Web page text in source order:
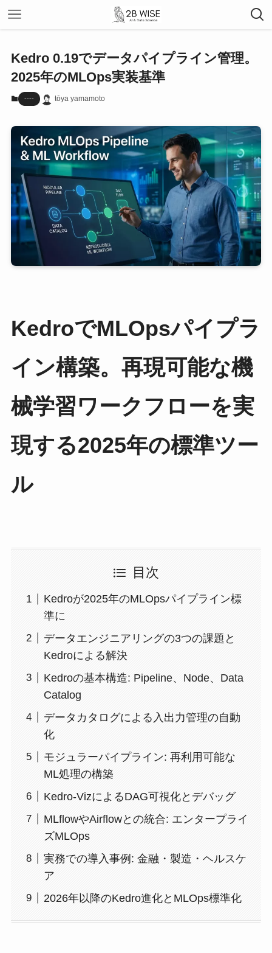
Kedro 0.19でデータパイプライン管理。
2025年のMLOps実装基準
---- tōya yamamoto
KedroでMLOpsパイプラ
イン構築。再現可能な機
械学習ワークフローを実
現する2025年の標準ツー
ル
目次
Kedroが2025年のMLOpsパイプライン標
準に
データエンジニアリングの3つの課題と
Kedroによる解決
Kedroの基本構造: Pipeline、Node、Data
Catalog
データカタログによる入出力管理の自動
化
モジュラーパイプライン: 再利用可能な
ML処理の構築
Kedro-VizによるDAG可視化とデバッグ
MLflowやAirflowとの統合: エンタープライ
ズMLOps
実務での導入事例: 金融・製造・ヘルスケ
ア
2026年以降のKedro進化とMLOps標準化